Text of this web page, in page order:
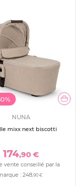
NUNA
mixx next biscotti
174,90 €
vente conseillé par la
: 248,90 €